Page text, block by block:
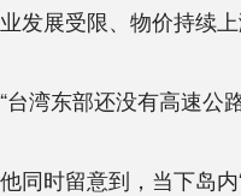
发展受限、物价持续上
湾东部还没有高速公路
时留意到，当下岛内“